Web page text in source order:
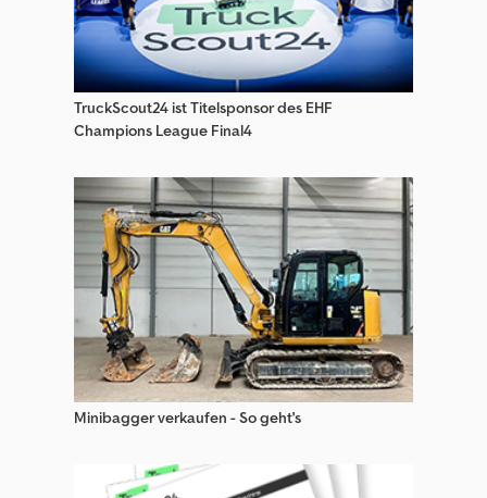
Zunhammer Eggen
TruckScout24 ist Titelsponsor des EHF
Champions League Final4
Minibagger verkaufen - So geht's